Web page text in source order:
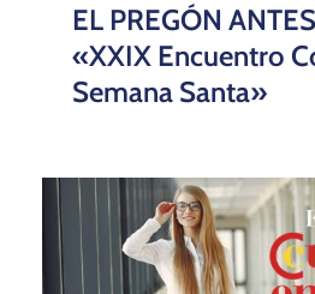
EL PREGÓN
«XXIX Encuentro
Semana Santa»